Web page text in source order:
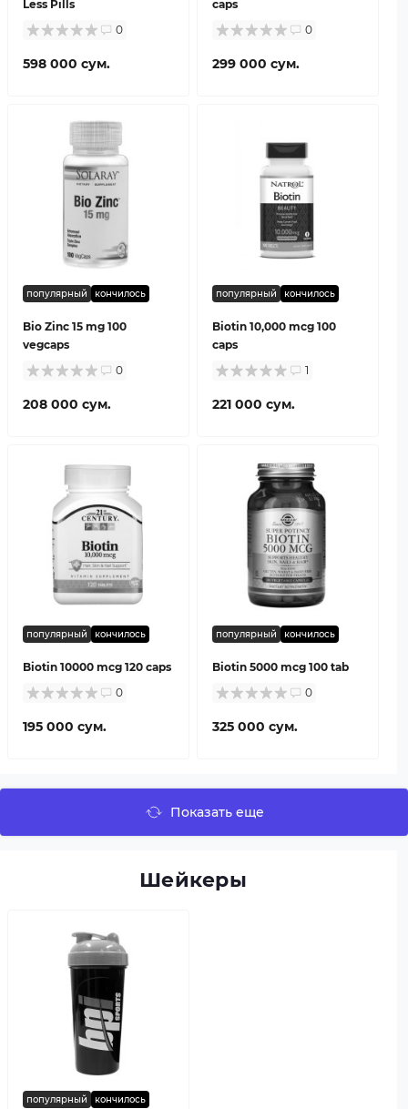
Less Pills
0
598 000 сум.
caps
0
299 000 сум.
популярный кончилось
Bio Zinc 15 mg 100
vegcaps
0
208 000 сум.
популярный кончилось
Biotin 10,000 mcg 100
caps
1
221 000 сум.
популярный кончилось
Biotin 10000 mcg 120 caps
0
195 000 сум.
популярный кончилось
Biotin 5000 mcg 100 tab
0
325 000 сум.
Показать еще
Шейкеры
популярный кончилось